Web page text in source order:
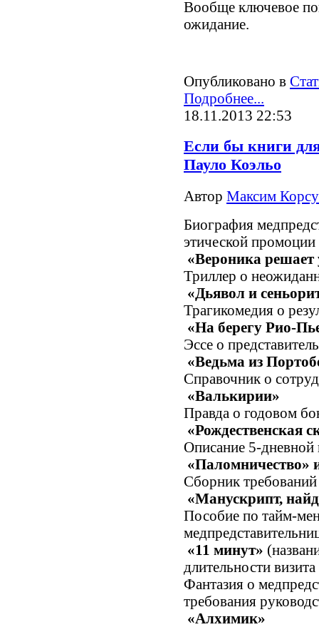
Вообще ключевое
ожидание.
Опубликовано в
Подробнее...
18.11.2013 22:53
Если бы книги
Пауло Коэльо
Автор Максим
Биография
этической
«Вероника решает
Триллер о
«Дьявол и
Трагикомедия о
«На берегу Рио-
Эссе о
«Ведьма из
Справочник о
«Валькирии»
Правда о годовом
«Рождественская
Описание 5-
«Паломничество»
Сборник требований
«Манускрипт,
Пособие по тайм-
«11 минут»
длительности
Фантазия о
требования
«Алхимик»